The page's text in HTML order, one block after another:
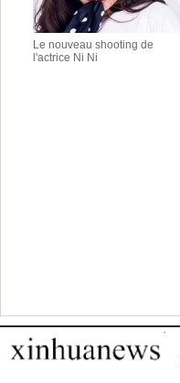
Le nouveau shooting de
l'actrice Ni Ni